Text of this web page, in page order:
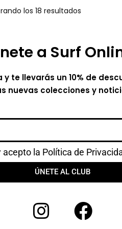
los 18 resultados
a Surf
te llevarás un 10% de
nuevas colecciones y
acepto la Política de
ÚNETE AL CLUB